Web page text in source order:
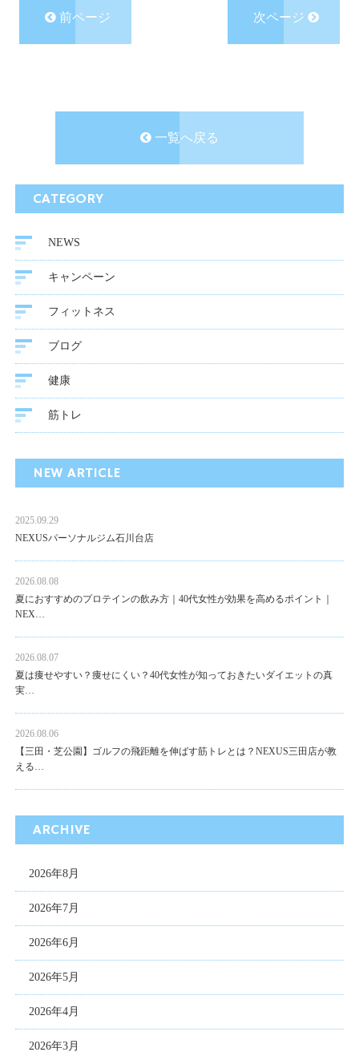
前ページ 次ページ
一覧へ戻る
CATEGORY
NEWS
キャンペーン
フィットネス
ブログ
健康
筋トレ
NEW ARTICLE
2025.09.29
NEXUSパーソナルジム石川台店
2026.08.08
夏におすすめのプロテインの飲み方｜40代女性が効果を高めるポイント｜
NEX…
2026.08.07
夏は痩せやすい？痩せにくい？40代女性が知っておきたいダイエットの真
実…
2026.08.06
【三田・芝公園】ゴルフの飛距離を伸ばす筋トレとは？NEXUS三田店が教
える…
ARCHIVE
2026年8月
2026年7月
2026年6月
2026年5月
2026年4月
2026年3月